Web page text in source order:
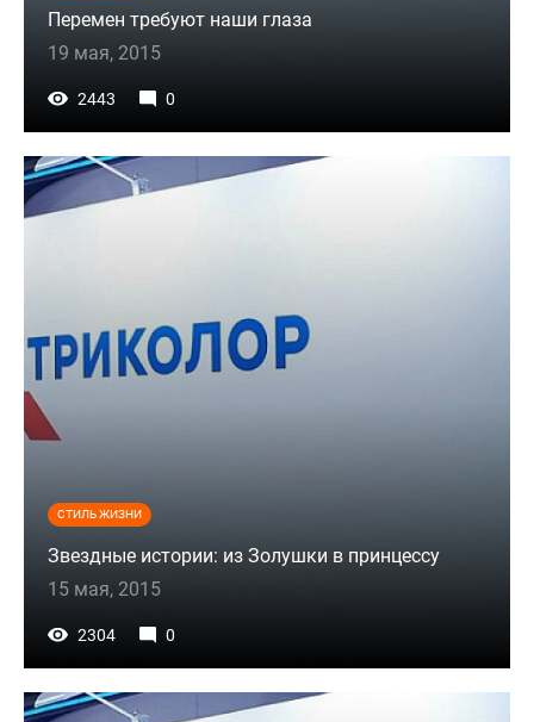
Перемен требуют наши глаза
19 мая, 2015
2443 0
СТИЛЬ ЖИЗНИ
Звездные истории: из Золушки в принцессу
15 мая, 2015
2304 0